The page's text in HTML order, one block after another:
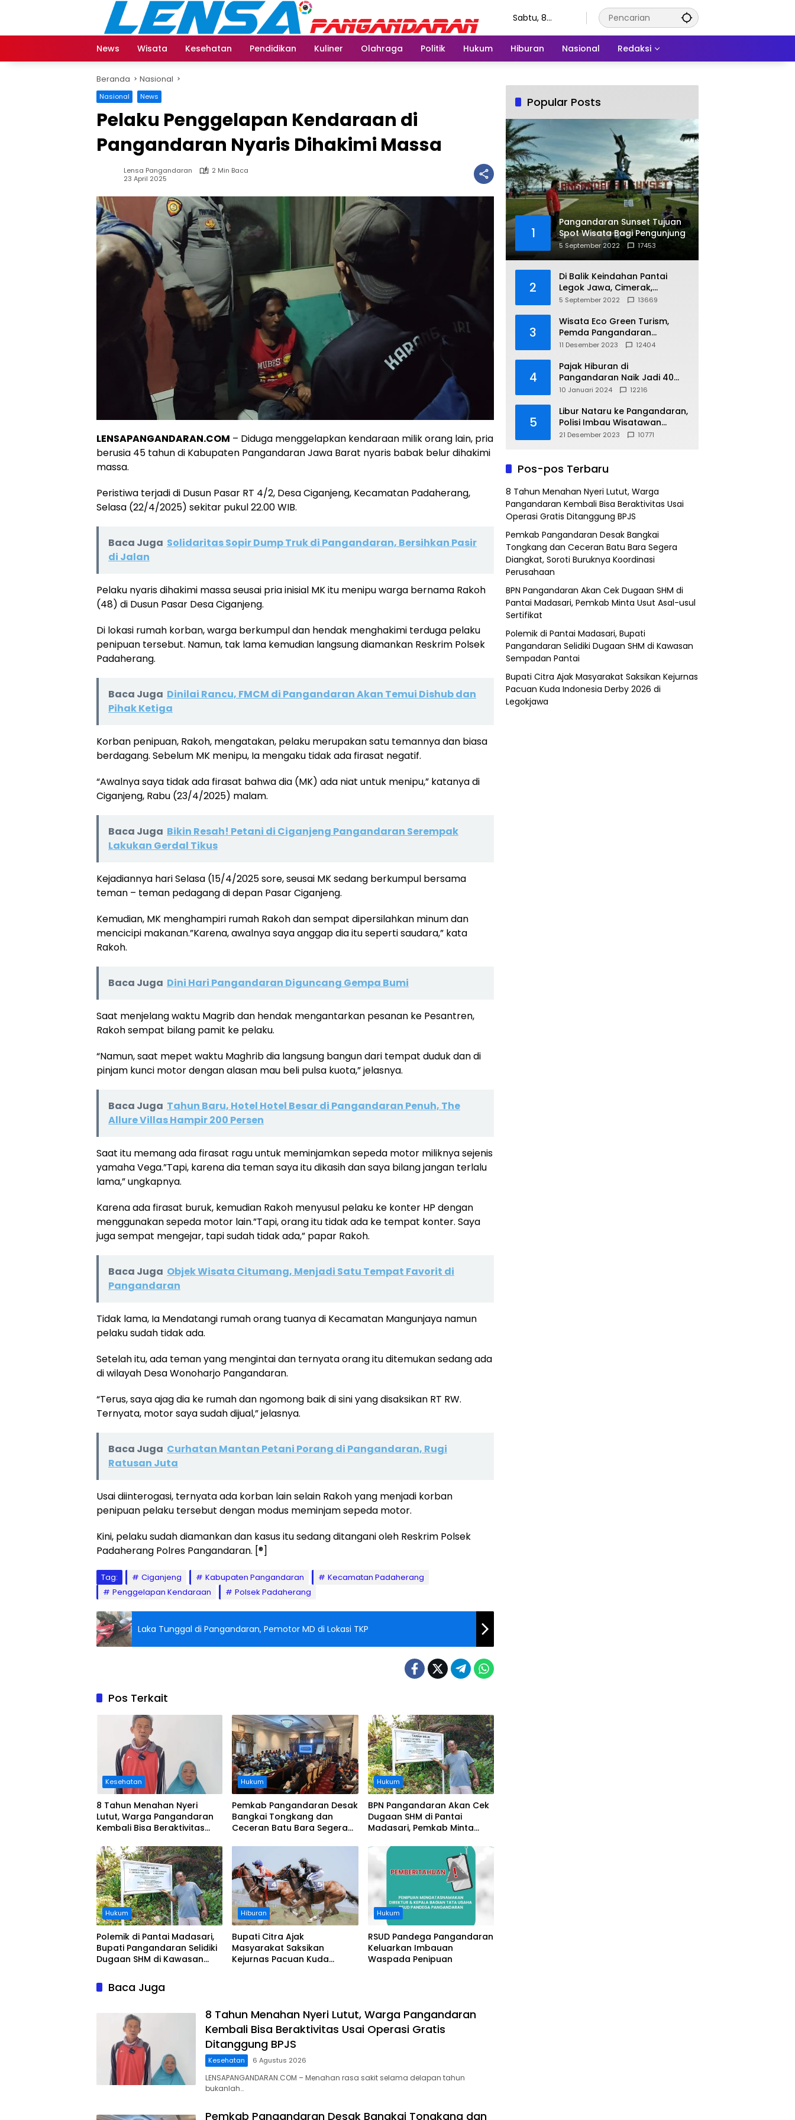
Sabtu, 8
News
Wisata Kesehatan Pendidikan Kuliner Olahraga Politik Hukum Hiburan Nasional Redaksi
Beranda Nasional
Nasional News
Pelaku Penggelapan Kendaraan di
Pangandaran Nyaris Dihakimi Massa
Lensa Pangandaran
2 Min Baca
23 April 2025
LENSAPANGANDARAN.COM – Diduga menggelapkan kendaraan milik orang lain, pria
berusia 45 tahun di Kabupaten Pangandaran Jawa Barat nyaris babak belur dihakimi
massa.
Peristiwa terjadi di Dusun Pasar RT 4/2, Desa Ciganjeng, Kecamatan Padaherang,
Selasa (22/4/2025) sekitar pukul 22.00 WIB.
Baca Juga Solidaritas Sopir Dump Truk di Pangandaran, Bersihkan Pasir
di Jalan
Pelaku nyaris dihakimi massa seusai pria inisial MK itu menipu warga bernama Rakoh
(48) di Dusun Pasar Desa Ciganjeng.
Di lokasi rumah korban, warga berkumpul dan hendak menghakimi terduga pelaku
penipuan tersebut. Namun, tak lama kemudian langsung diamankan Reskrim Polsek
Padaherang.
Baca Juga Dinilai Rancu, FMCM di Pangandaran Akan Temui Dishub dan
Pihak Ketiga
Korban penipuan, Rakoh, mengatakan, pelaku merupakan satu temannya dan biasa
berdagang. Sebelum MK menipu, Ia mengaku tidak ada firasat negatif.
“Awalnya saya tidak ada firasat bahwa dia (MK) ada niat untuk menipu,” katanya di
Ciganjeng, Rabu (23/4/2025) malam.
Baca Juga Bikin Resah! Petani di Ciganjeng Pangandaran Serempak
Lakukan Gerdal Tikus
Kejadiannya hari Selasa (15/4/2025 sore, seusai MK sedang berkumpul bersama
teman – teman pedagang di depan Pasar Ciganjeng.
Kemudian, MK menghampiri rumah Rakoh dan sempat dipersilahkan minum dan
mencicipi makanan.”Karena, awalnya saya anggap dia itu seperti saudara,” kata
Rakoh.
Baca Juga Dini Hari Pangandaran Diguncang Gempa Bumi
Saat menjelang waktu Magrib dan hendak mengantarkan pesanan ke Pesantren,
Rakoh sempat bilang pamit ke pelaku.
“Namun, saat mepet waktu Maghrib dia langsung bangun dari tempat duduk dan di
pinjam kunci motor dengan alasan mau beli pulsa kuota,” jelasnya.
Baca Juga Tahun Baru, Hotel Hotel Besar di Pangandaran Penuh, The
Allure Villas Hampir 200 Persen
Saat itu memang ada firasat ragu untuk meminjamkan sepeda motor miliknya sejenis
yamaha Vega.”Tapi, karena dia teman saya itu dikasih dan saya bilang jangan terlalu
lama,” ungkapnya.
Karena ada firasat buruk, kemudian Rakoh menyusul pelaku ke konter HP dengan
menggunakan sepeda motor lain.”Tapi, orang itu tidak ada ke tempat konter. Saya
juga sempat mengejar, tapi sudah tidak ada,” papar Rakoh.
Baca Juga Objek Wisata Citumang, Menjadi Satu Tempat Favorit di
Pangandaran
Tidak lama, Ia Mendatangi rumah orang tuanya di Kecamatan Mangunjaya namun
pelaku sudah tidak ada.
Setelah itu, ada teman yang mengintai dan ternyata orang itu ditemukan sedang ada
di wilayah Desa Wonoharjo Pangandaran.
“Terus, saya ajag dia ke rumah dan ngomong baik di sini yang disaksikan RT RW.
Ternyata, motor saya sudah dijual,” jelasnya.
Baca Juga Curhatan Mantan Petani Porang di Pangandaran, Rugi
Ratusan Juta
Usai diinterogasi, ternyata ada korban lain selain Rakoh yang menjadi korban
penipuan pelaku tersebut dengan modus meminjam sepeda motor.
Kini, pelaku sudah diamankan dan kasus itu sedang ditangani oleh Reskrim Polsek
Padaherang Polres Pangandaran. [®]
Tag: Ciganjeng Kabupaten Pangandaran
Kecamatan Padaherang
Penggelapan Kendaraan
Polsek Padaherang
Laka Tunggal di Pangandaran, Pemotor MD di Lokasi TKP
Pos Terkait
Kesehatan
8 Tahun Menahan Nyeri
Lutut, Warga Pangandaran
Kembali Bisa Beraktivitas
Ditanggung BPJS
Hukum
Pemkab Pangandaran Desak
Bangkai Tongkang dan
Ceceran Batu Bara Segera
Koordinasi Perusahaan
Hukum
BPN Pangandaran Akan Cek
Dugaan SHM di Pantai
Madasari, Pemkab Minta
Hukum
Polemik di Pantai Madasari,
Bupati Pangandaran Selidiki
Dugaan SHM di Kawasan
Hiburan
Bupati Citra Ajak
Masyarakat Saksikan
Kejurnas Pacuan Kuda
Hukum
RSUD Pandega Pangandaran
Keluarkan Imbauan
Waspada Penipuan
Baca Juga
8 Tahun Menahan Nyeri Lutut, Warga Pangandaran
Kembali Bisa Beraktivitas Usai Operasi Gratis
Ditanggung BPJS
Kesehatan 6 Agustus 2026
LENSAPANGANDARAN.COM – Menahan rasa sakit selama delapan tahun
bukanlah…
Pemkab Pangandaran Desak Bangkai Tongkang dan
Popular Posts
1
Pangandaran Sunset Tujuan
Spot Wisata Bagi Pengunjung
5 September 2022 17453
2
Di Balik Keindahan Pantai
Legok Jawa, Cimerak,
Pangandaran
5 September 2022 13669
3
Wisata Eco Green Turism,
Pemda Pangandaran
Gandeng PLN
11 Desember 2023 12404
4
Pajak Hiburan di
Pangandaran Naik Jadi 40
Persen
10 Januari 2024 12216
5
Libur Nataru ke Pangandaran,
Polisi Imbau Wisatawan
Gunakan Jalur Arteri
21 Desember 2023 10771
Pos-pos Terbaru
8 Tahun Menahan Nyeri Lutut, Warga
Pangandaran Kembali Bisa Beraktivitas Usai
Operasi Gratis Ditanggung BPJS
Pemkab Pangandaran Desak Bangkai
Tongkang dan Ceceran Batu Bara Segera
Diangkat, Soroti Buruknya Koordinasi
Perusahaan
BPN Pangandaran Akan Cek Dugaan SHM di
Pantai Madasari, Pemkab Minta Usut Asal-usul
Sertifikat
Polemik di Pantai Madasari, Bupati
Pangandaran Selidiki Dugaan SHM di Kawasan
Sempadan Pantai
Bupati Citra Ajak Masyarakat Saksikan Kejurnas
Pacuan Kuda Indonesia Derby 2026 di
Legokjawa